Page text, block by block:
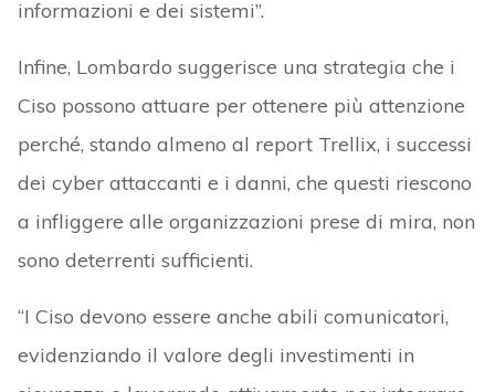
informazioni e dei sistemi”.
Infine, Lombardo suggerisce una strategia che i
Ciso possono attuare per ottenere più attenzione
perché, stando almeno al report Trellix, i successi
dei cyber attaccanti e i danni, che questi riescono
a infliggere alle organizzazioni prese di mira, non
sono deterrenti sufficienti.
“I Ciso devono essere anche abili comunicatori,
evidenziando il valore degli investimenti in